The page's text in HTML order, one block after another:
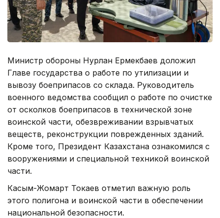
Министр обороны Нурлан Ермекбаев доложил
Главе государства о работе по утилизации и
вывозу боеприпасов со склада. Руководитель
военного ведомства сообщил о работе по очистке
от осколков боеприпасов в технической зоне
воинской части, обезвреживании взрывчатых
веществ, реконструкции поврежденных зданий.
Кроме того, Президент Казахстана ознакомился с
вооружениями и специальной техникой воинской
части.
Касым-Жомарт Токаев отметил важную роль
этого полигона и воинской части в обеспечении
национальной безопасности.